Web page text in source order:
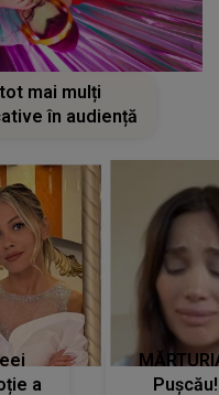
mai mulți
în audiență
a